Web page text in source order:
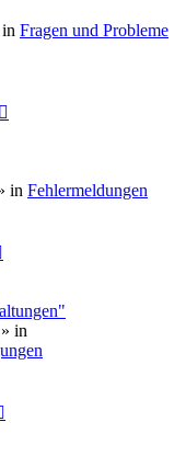
Fragen und Probleme
in Fehlermeldungen
» in